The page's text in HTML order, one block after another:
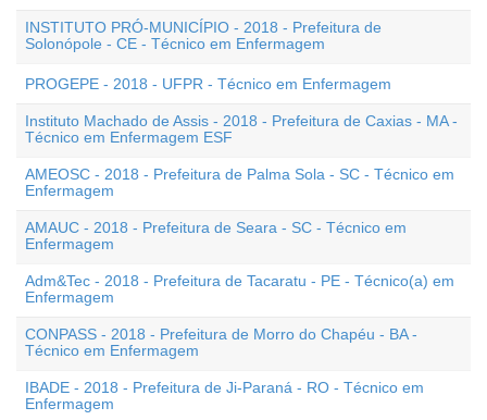
INSTITUTO PRÓ-MUNICÍPIO - 2018 - Prefeitura de
Solonópole - CE - Técnico em Enfermagem
PROGEPE - 2018 - UFPR - Técnico em Enfermagem
Instituto Machado de Assis - 2018 - Prefeitura de Caxias - MA -
Técnico em Enfermagem ESF
AMEOSC - 2018 - Prefeitura de Palma Sola - SC - Técnico em
Enfermagem
AMAUC - 2018 - Prefeitura de Seara - SC - Técnico em
Enfermagem
Adm&Tec - 2018 - Prefeitura de Tacaratu - PE - Técnico(a) em
Enfermagem
CONPASS - 2018 - Prefeitura de Morro do Chapéu - BA -
Técnico em Enfermagem
IBADE - 2018 - Prefeitura de Ji-Paraná - RO - Técnico em
Enfermagem